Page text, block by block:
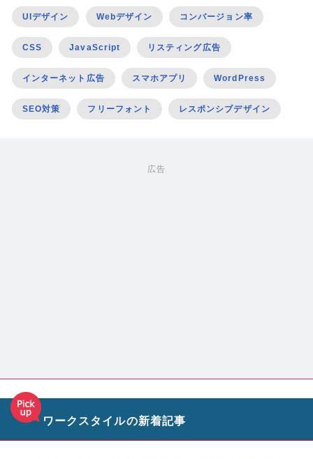
UIデザイン Webデザイン コンバージョン率
CSS JavaScript リスティング広告
インターネット広告 スマホアプリ WordPress
SEO対策 フリーフォント レスポンシブデザイン
広告
ワークスタイルの新着記事